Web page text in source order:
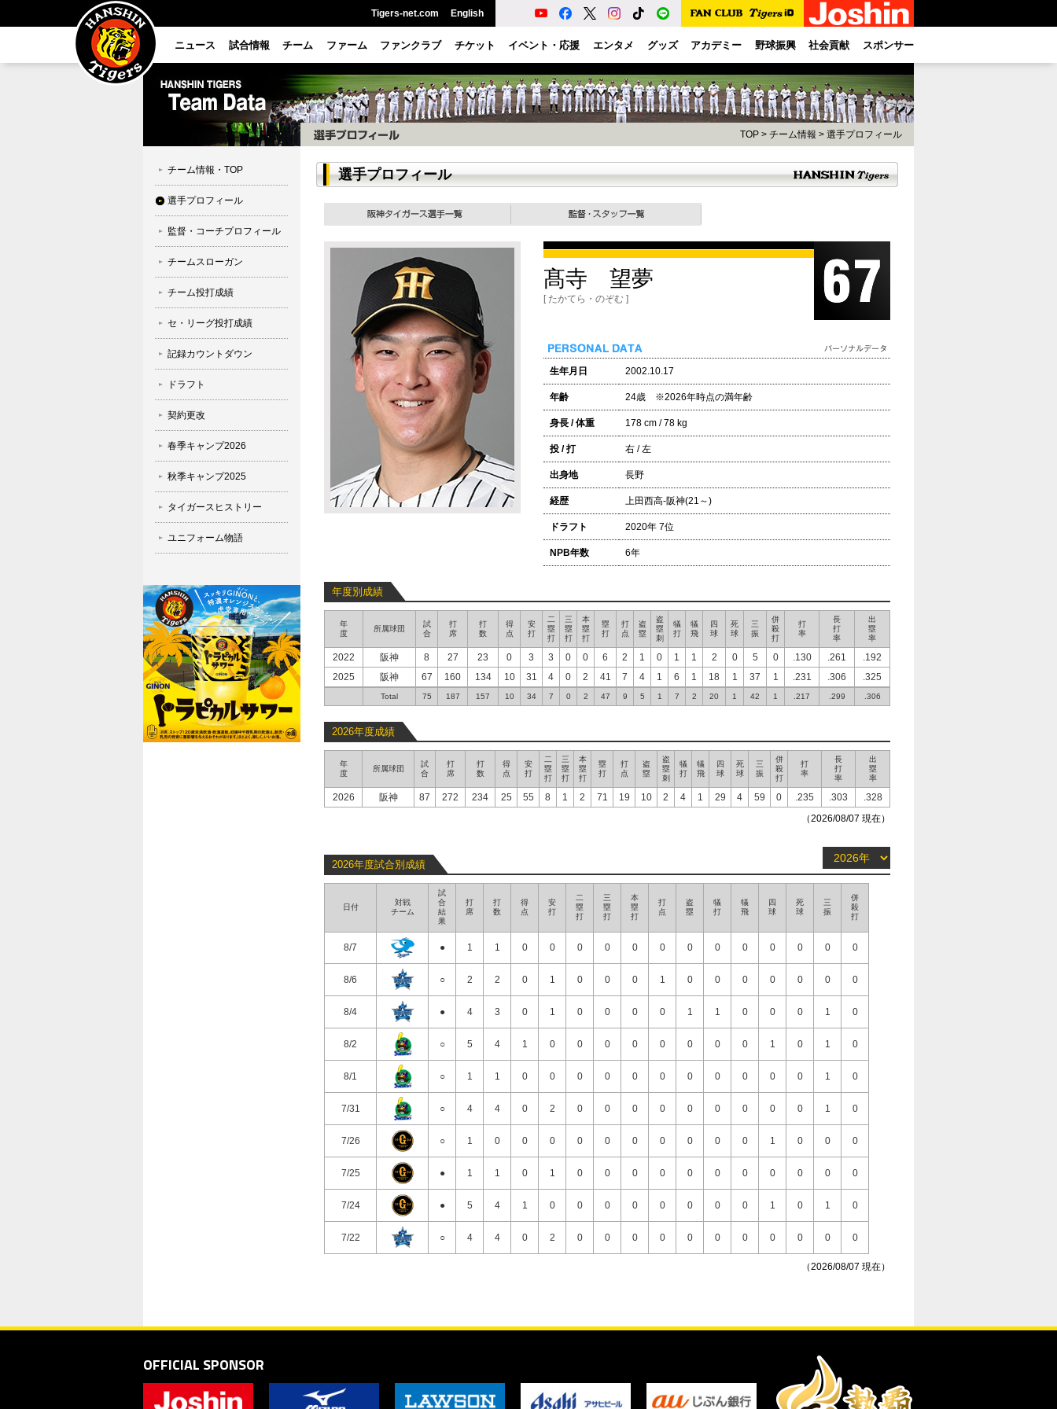
Tigers-net.com English
ニュース 試合情報 チーム ファーム ファンクラブ チケット イベント・応援 エンタメ グッズ アカデミー 野球振興 社会貢献 スポンサー
チーム情報・TOP
選手プロフィール
監督・コーチプロフィール
チームスローガン
チーム投打成績
セ・リーグ投打成績
記録カウントダウン
ドラフト
契約更改
春季キャンプ2026
秋季キャンプ2025
タイガースヒストリー
ユニフォーム物語
TOP > チーム情報 > 選手プロフィール
選手プロフィール
髙寺 望夢
[ たかてら・のぞむ ]
生年月日 2002.10.17
年齢 24歳 ※2026年時点の満年齢
身長 / 体重 178 cm / 78 kg
投 / 打 右 / 左
出身地 長野
経歴 上田西高-阪神(21～)
ドラフト 2020年 7位
NPB年数 6年
年度別成績
年
度
所属球団
試
合
打
席
打
数
得
点
安
打
二
塁
打
三
塁
打
本
塁
打
塁
打
打
点
盗
塁
盗
塁
刺
犠
打
犠
飛
四
球
死
球
三
振
併
殺
打
打
率
長
打
率
出
塁
率
2022 阪神 8 27 23 0 3 3 0 0 6 2 1 0 1 1 2 0 5 0 .130 .261
.192
2025
阪神 67 160 134 10 31 4 0 2 41 7 4 1 6 1 18 1 37 1 .231 .306 .325
Total 75 187 157 10 34 7 0 2 47 9 5 1 7 2 20 1 42 1 .217 .299 .306
2026年度成績
年
度
所属球団
試
合
打
席
打
数
得
点
安
打
二
塁
打
三
塁
打
本
塁
打
塁
打
打
点
盗
塁
盗
塁
刺
犠
打
犠
飛
四
球
死
球
三
振
併
殺
打
打
率
長
打
率
出
塁
率
2026 阪神 87 272 234 25 55 8 1 2 71 19 10 2 4 1 29 4 59 0 .235 .303
.328
（2026/08/07 現在）
2026年度試合別成績
日付
対戦
チーム
試
合
結
果
打
席
打
数
得
点
安
打
二
塁
打
三
塁
打
本
塁
打
打
点
盗
塁
犠
打
犠
飛
四
球
死
球
三
振
併
殺
打
8/7 ● 1 1 0 0 0 0 0 0 0 0 0 0 0 0 0
8/6 ○ 2 2 0 1 0 0 0 1 0 0 0 0 0 0 0
8/4 ● 4 3 0 1 0 0 0 0 1 1 0 0 0 1 0
8/2 ○ 5 4 1 0 0 0 0 0 0 0 0 1 0 1 0
8/1 ○ 1 1 0 0 0 0 0 0 0 0 0 0 0 1 0
7/31 ○ 4 4 0 2 0 0 0 0 0 0 0 0 0 1 0
7/26 ○ 1 0 0 0 0 0 0 0 0 0 0 1 0 0 0
7/25 ● 1 1 0 1 0 0 0 0 0 0 0 0 0 0 0
7/24 ● 5 4 1 0 0 0 0 0 0 0 0 1 0 1 0
7/22 ○ 4 4 0 2 0 0 0 0 0 0 0 0 0 0 0
1 0
2
○ 1 0 0 0 0 0 1 0 0 0 0
（2026/08/07 現在）
OFFICIAL SPONSOR